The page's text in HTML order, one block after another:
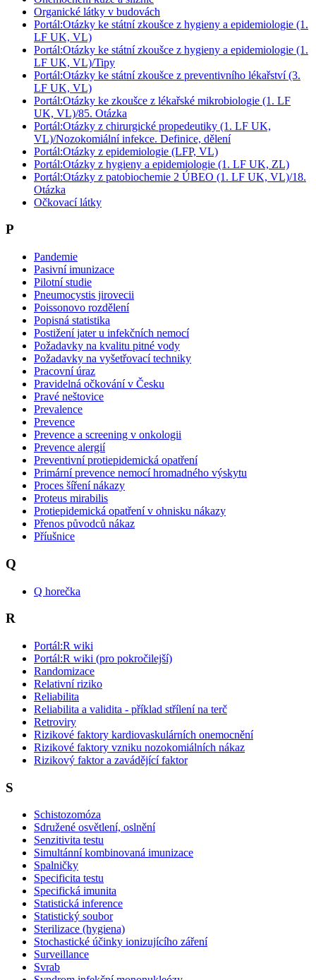
Organické látky v budovách
Portál:Otázky ke státní zkoušce z hygieny a epidemiologie (1.
LF UK, VL)
Portál:Otázky ke státní zkoušce z hygieny a epidemiologie (1.
LF UK, VL)/Tipy
Portál:Otázky ke státní zkoušce z preventivního lékařství (3.
LF UK, VL)
Portál:Otázky ke zkoušce z lékařské mikrobiologie (1. LF
UK, VL)/85. Otázka
Portál:Otázky z chirurgické propedeutiky (1. LF UK,
VL)/Nozokomiální infekce. Definice, dělení
Portál:Otázky z epidemiologie (LFP, VL)
Portál:Otázky z hygieny a epidemiologie (1. LF UK, ZL)
Portál:Otázky z patobiochemie 2 ÚBEO (1. LF UK, VL)/18.
Otázka
Očkovací látky
P
Pandemie
Pasivní imunizace
Pilotní studie
Pneumocystis jirovecii
Poissonovo rozdělení
Popisná statistika
Postižení jater u infekčních nemocí
Požadavky na kvalitu pitné vody
Požadavky na vyšetřovací techniky
Pracovní úraz
Pravidelná očkování v Česku
Pravé neštovice
Prevalence
Prevence
Prevence a screening v onkologii
Prevence alergií
Preventivní protiepidemická opatření
Primární prevence nemocí hromadného výskytu
Proces šíření nákazy
Proteus mirabilis
Protiepidemická opatření v ohnisku nákazy
Přenos původců nákaz
Příušnice
Q
Q horečka
R
Portál:R wiki
Portál:R wiki (pro pokročilejší)
Randomizace
Relativní riziko
Reliabilita
Reliabilita a validita - příklad střílení na terč
Retroviry
Rizikové faktory kardiovaskulárních onemocnění
Rizikové faktory vzniku nozokomiálních nákaz
Rizikový faktor a zavádějící faktor
S
Schistozomóza
Sdružené osvětlení, oslnění
Senzitivita testu
Simultánní kombinovaná imunizace
Spalničky
Specificita testu
Specifická imunita
Statistická inference
Statistický soubor
Sterilizace (hygiena)
Stochastické účinky ionizujícího záření
Surveillance
Svrab